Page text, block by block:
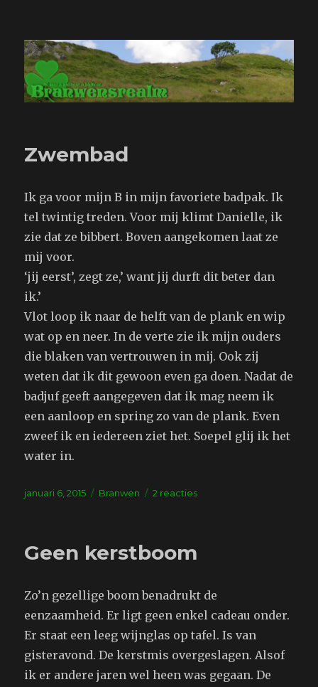
Branwensrealm.com
Zwembad
Ik ga voor mijn B in mijn favoriete badpak. Ik
tel twintig treden. Voor mij klimt Danielle, ik
zie dat ze bibbert. Boven aangekomen laat ze
mij voor.
‘jij eerst’, zegt ze,’ want jij durft dit beter dan
ik.’
Vlot loop ik naar de helft van de plank en wip
wat op en neer. In de verte zie ik mijn ouders
die blaken van vertrouwen in mij. Ook zij
weten dat ik dit gewoon even ga doen. Nadat de
badjuf geeft aangegeven dat ik mag neem ik
een aanloop en spring zo van de plank. Even
zweef ik en iedereen ziet het. Soepel glij ik het
water in.
Geplaatst
januari 6, 2015 Tags
Branwen 2 reactiesop
Geen kerstboom
Zo’n gezellige boom benadrukt de
eenzaamheid. Er ligt geen enkel cadeau onder.
Er staat een leeg wijnglas op tafel. Is van
gisteravond. De kerstmis overgeslagen. Alsof
ik er andere jaren wel heen was gegaan. De